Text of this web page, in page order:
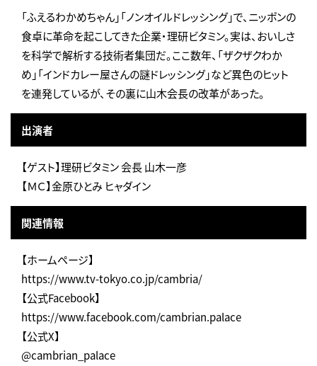
「ふえるわかめちゃん」「ノンオイルドレッシング」で、ニッポンの
食卓に革命を起こしてきた企業・理研ビタミン。実は、おいしさ
を科学で解析する技術者集団だ。ここ数年、「ザクザクわか
め」「インドカレー屋さんの謎ドレッシング」など異色のヒット
を連発しているが、その裏に山木会長の改革があった。
出演者
【ゲスト】理研ビタミン 会長 山木一彦
【ＭＣ】金原ひとみ ヒャダイン
関連情報
【ホームページ】
https://www.tv-tokyo.co.jp/cambria/
【公式Facebook】
https://www.facebook.com/cambrian.palace
【公式X】
@cambrian_palace